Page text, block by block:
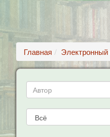
Главная Электронный